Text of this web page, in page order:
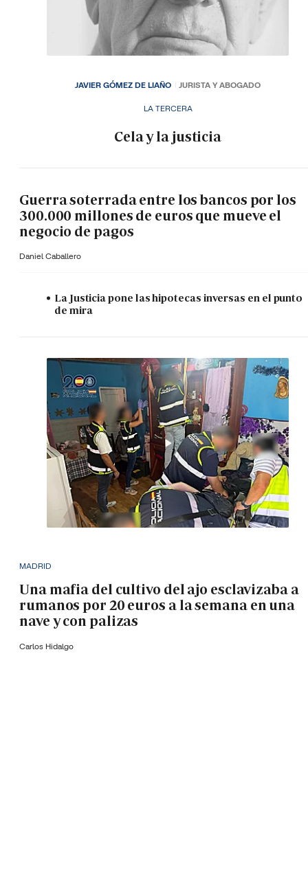
LA TERCERA
Cela y la justicia
JAVIER GÓMEZ DE LIAÑO JURISTA Y ABOGADO
Guerra soterrada entre los bancos por los
300.000 millones de euros que mueve el
negocio de pagos
Daniel Caballero
La Justicia pone las hipotecas inversas en el punto
de mira
MADRID
Una mafia del cultivo del ajo esclavizaba a
rumanos por 20 euros a la semana en una
nave y con palizas
Carlos Hidalgo